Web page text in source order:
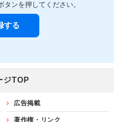
ンを押してください。
ジTOP
広告掲載
著作権・リンク